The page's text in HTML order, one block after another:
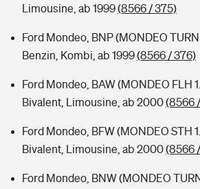
Limousine, ab 1999(8566 / 375)
Ford Mondeo, BNP (MONDEO
Benzin, Kombi, ab 1999(8566 / 376)
Ford Mondeo, BAW (MONDEO FLH
Bivalent, Limousine, ab 2000(8566
Ford Mondeo, BFW (MONDEO STH
Bivalent, Limousine, ab 2000(8566
Ford Mondeo, BNW (MONDEO